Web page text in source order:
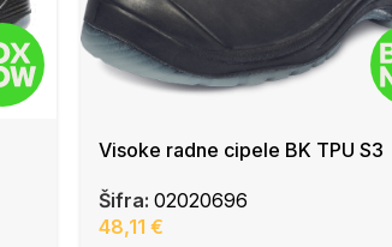
Visoke radne cipele BK TPU S3
Šifra: 02020696
48,11 €